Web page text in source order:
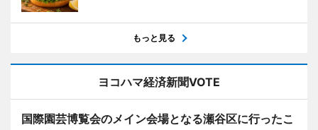
もっと見る
ヨコハマ経済新聞VOTE
国際園芸博覧会のメイン会場となる瀬谷区に行ったこ